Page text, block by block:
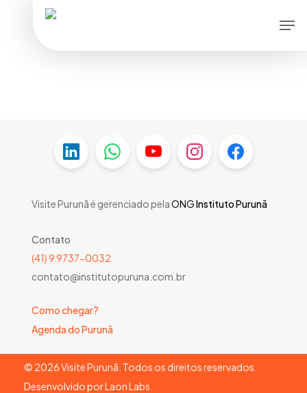
Visite Purunã é gerenciado pelaONGInstituto Purunã
Contato
(41) 9 9737-0032
contato@institutopuruna.com.br
Como chegar?
Agenda do Purunã
© 2026Visite Purunã. Todos os direitos reservados.
Desenvolvido porLaon Labs